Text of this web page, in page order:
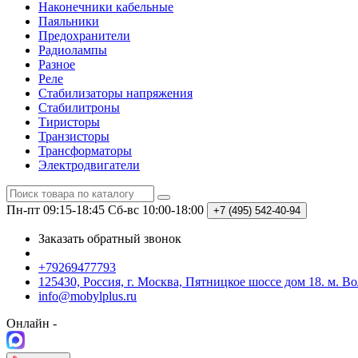
Наконечники кабельные
Паяльники
Предохранители
Радиолампы
Разное
Реле
Стабилизаторы напряжения
Стабилитроны
Тиристоры
Транзисторы
Трансформаторы
Электродвигатели
Пн-пт 09:15-18:45 Сб-вс 10:00-18:00 +7 (495) 542-40-94
Заказать обратный звонок
+79269477793
125430, Россия, г. Москва, Пятницкое шоссе дом 18. м.
info@mobylplus.ru
Онлайн -